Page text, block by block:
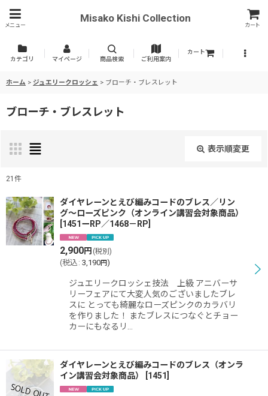
メニュー
Misako Kishi Collection
カート
カテゴリ マイページ 商品検索 ご利用案内
カート
ホーム > ジュエリークロッシェ > ブローチ・ブレスレット
ブローチ・ブレスレット
表示順変更
表示数:
並び順:
21 件
ダイヤレーンとえび編みコードのブレス／リン
グ〜ローズピンク（オンライン講習会対象商品）
1451ーRP／1468－RP
2,900円 (税別)
(税込 : 3,190円)
ジュエリークロッシェ技法 上級 アニバーサ
リーフェアにて大変人気のございましたブレ
スに とっても綺麗なローズピンクのカラバリ
を作りました！ またブレスにつなぐとチョー
カーにもなるリ…
ダイヤレーンとえび編みコードのブレス（オンラ
イン講習会対象商品）
1451